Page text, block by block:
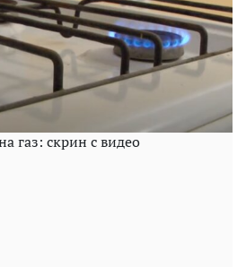
газ: скрин с видео